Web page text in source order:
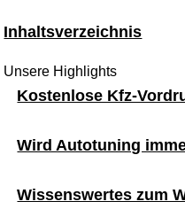
Inhaltsverzeichnis
Unsere Highlights
Kostenlose Kfz-
Wird Autotuning
Wissenswertes zum